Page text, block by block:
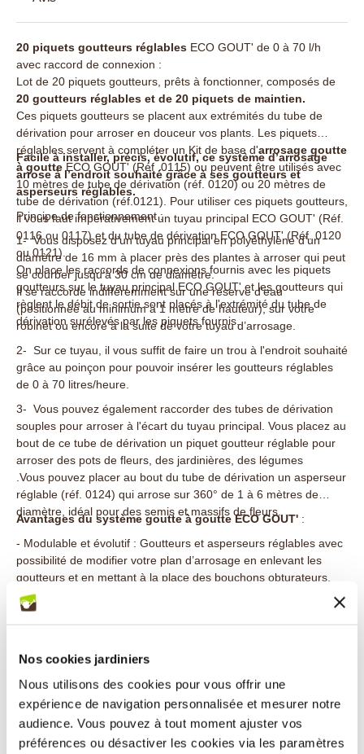
Nos cookies jardiniers
Nous utilisons des cookies pour vous offrir une
expérience de navigation personnalisée et mesurer notre
audience. Vous pouvez à tout moment ajuster vos
préférences ou désactiver les cookies via les paramètres
20 piquets goutteurs réglables ECO GOUT' de 0 à 70 l/h
avec raccord de connexion :
Lot de 20 piquets goutteurs, prêts à fonctionner, composés de
20 goutteurs réglables et de 20 piquets de maintien.
Ces piquets goutteurs se placent aux extrémités du tube de
dérivation pour arroser en douceur vos plants. Les piquets
réglables servent à compléter un Kit de base d'arrosage goutte
à goutte ECO GOUT' (Réf .0115) ou peuvent être utilisés avec
10 mètres de tube de dérivation (réf. 0120) ou 20 mètres de
tube de dérivation (réf.0121). Pour utiliser ces piquets goutteurs,
il vous faut impérativement un tuyau principal ECO GOUT' (Réf.
0116 ou 0117) et du tube de dérivation ECO GOUT' (Réf. 0120
ou 0121).
On place les raccords de connexions fournis avec les piquets
goutteurs sur le tuyau principal ECO GOUT' et les goutteurs qui
règlent le débit de sortie sont placés à l'extrémité du tube de
dérivation surélevés par les piquets fournis.
Facile à installer, précis, évolutif, ce système d’arrosage
arrose à l’endroit souhaité grâce à ses goutteurs et
asperseurs réglables.
Principe de fonctionnement :
1- Vous disposez d’un tuyau principal en polyéthylène d’un
diamètre de 16 mm à placer près des plantes à arroser qui peut
se courber jusqu’à 30 cm de diamètre.
Il se raccorde indifféremment sur une réserve d’eau
(positionnée au minimum à 1 mètre de hauteur), sur votre
robinet ou encore à la suite de votre tuyau d’arrosage.
2- Sur ce tuyau, il vous suffit de faire un trou à l'endroit souhaité
grâce au poinçon pour pouvoir insérer les goutteurs réglables
de 0 à 70 litres/heure.
3- Vous pouvez également raccorder des tubes de dérivation
souples pour arroser à l'écart du tuyau principal. Vous placez au
bout de ce tube de dérivation un piquet goutteur réglable pour
arroser des pots de fleurs, des jardinières, des légumes
.Vous pouvez placer au bout du tube de dérivation un asperseur
réglable (réf. 0124) qui arrose sur 360° de 1 à 6 mètres de
diamètre, idéal pour des semis et massifs de fleurs.
Avantages du système goutte à goutte ECO GOUT' :
- Modulable et évolutif : Goutteurs et asperseurs réglables avec
possibilité de modifier votre plan d’arrosage en enlevant les
goutteurs et en mettant à la place des bouchons obturateurs.
- Economique : ce sont des tous petits débits et une eau utilisée
là où la plante en a besoin, à sa racine. Avec ses goutteurs à
débit réglable, ECO GOUT' permet de s'adapter au besoin
- Sélectif : Seule la plante est arrosée, pas les mauvaises
herbes. En plus vous ne mouillez pas les feuilles ce qui évite les